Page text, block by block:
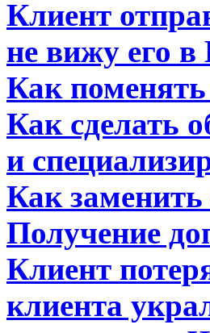
Клиент
не вижу его в
Как
Как сделать
и
Как
Получение
Клиент
клиента